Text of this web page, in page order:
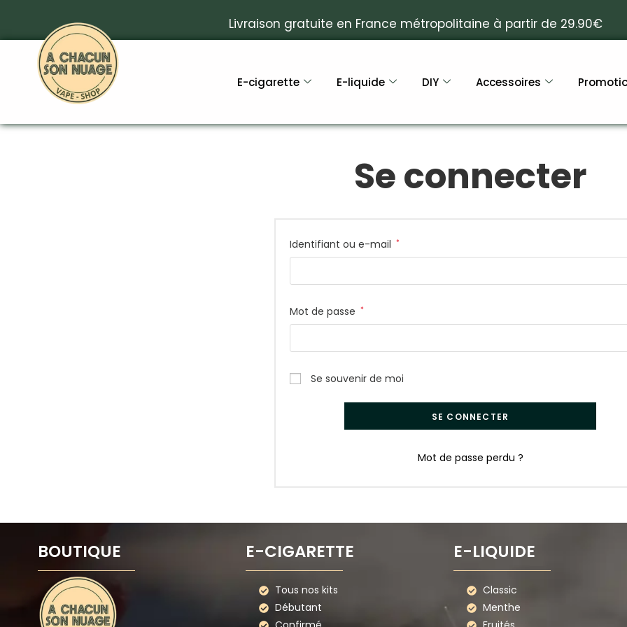
Livraison gratuite en France métropolitaine à partir de 29.90€
E-cigarette E-liquide DIY Accessoires
Se connecter
Identifiant ou e-mail *
Mot de passe *
Se souvenir de moi
SE CONNECTER
Mot de passe perdu ?
BOUTIQUE E-CIGARETTE
Tous nos kits
Débutant
E-LIQUIDE
Classic
Menthe